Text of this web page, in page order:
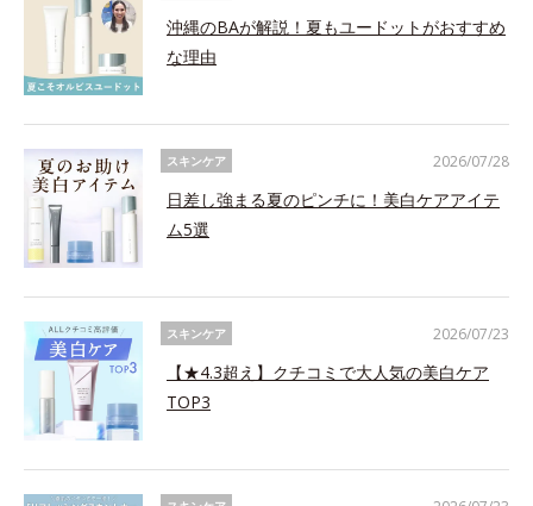
沖縄のBAが解説！夏もユードットがおすすめ
な理由
スキンケア
日差し強まる夏のピンチに！美白ケアアイテ
ム5選
2026/07/28
スキンケア
【★4.3超え】クチコミで大人気の美白ケア
TOP3
2026/07/23